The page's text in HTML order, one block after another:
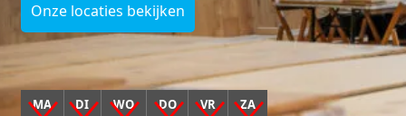
Onze locaties bekijken
MA DI WO DO VR ZA